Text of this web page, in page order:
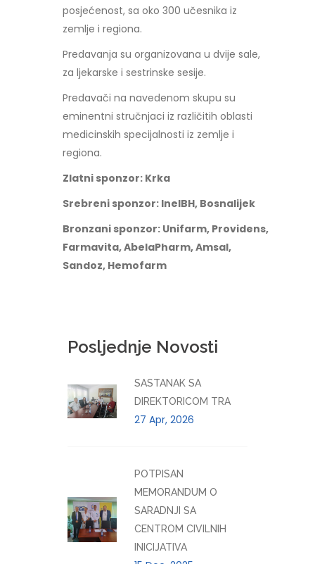
posjećenost, sa oko 300 učesnika iz
zemlje i regiona.
Predavanja su organizovana u dvije sale,
za ljekarske i sestrinske sesije.
Predavači na navedenom skupu su
eminentni stručnjaci iz različitih oblasti
medicinskih specijalnosti iz zemlje i
regiona.
Zlatni sponzor: Krka
Srebreni sponzor: InelBH, Bosnalijek
Bronzani sponzor: Unifarm, Providens,
Farmavita, AbelaPharm, Amsal,
Sandoz, Hemofarm
Posljednje Novosti
SASTANAK SA
DIREKTORICOM TRA
27 Apr, 2026
POTPISAN
MEMORANDUM O
SARADNJI SA
CENTROM CIVILNIH
INICIJATIVA